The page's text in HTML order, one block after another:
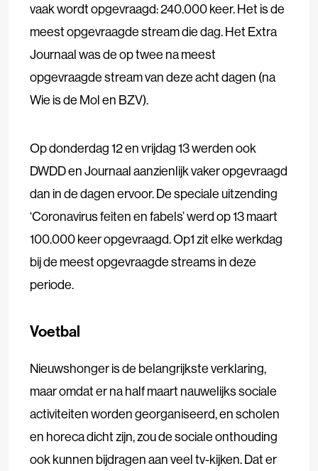
vaak wordt opgevraagd: 240.000 keer. Het is de
meest opgevraagde stream die dag. Het Extra
Journaal was de op twee na meest
opgevraagde stream van deze acht dagen (na
Wie is de Mol en BZV).
Op donderdag 12 en vrijdag 13 werden ook
DWDD en Journaal aanzienlijk vaker opgevraagd
dan in de dagen ervoor. De speciale uitzending
‘Coronavirus feiten en fabels’ werd op 13 maart
100.000 keer opgevraagd. Op1 zit elke werkdag
bij de meest opgevraagde streams in deze
periode.
Voetbal
Nieuwshonger is de belangrijkste verklaring,
maar omdat er na half maart nauwelijks sociale
activiteiten worden georganiseerd, en scholen
en horeca dicht zijn, zou de sociale onthouding
ook kunnen bijdragen aan veel tv-kijken. Dat er